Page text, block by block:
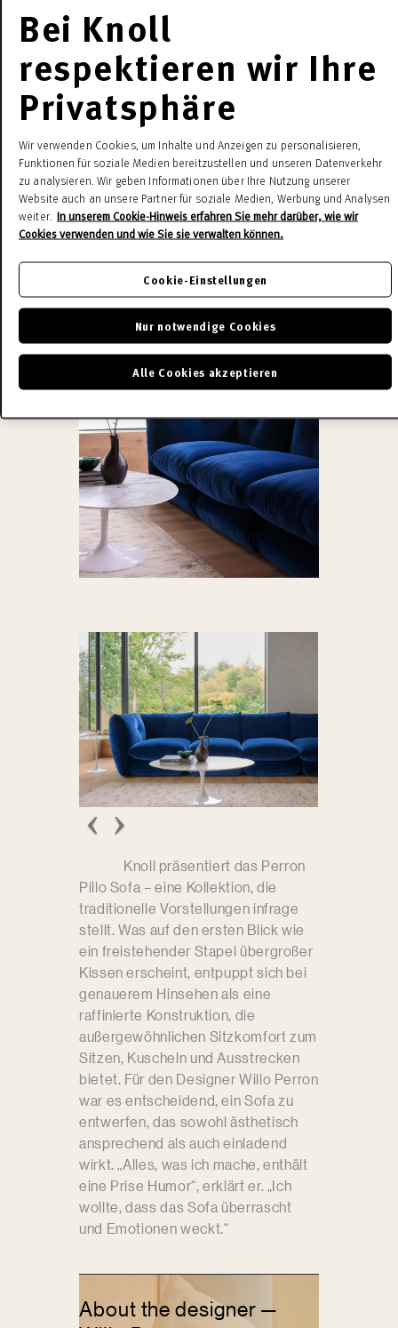
Knoll präsentiert das Perron
Pillo Sofa – eine Kollektion, die
traditionelle Vorstellungen infrage
stellt. Was auf den ersten Blick wie
ein freistehender Stapel übergroßer
Kissen erscheint, entpuppt sich bei
genauerem Hinsehen als eine
raffinierte Konstruktion, die
außergewöhnlichen Sitzkomfort zum
Sitzen, Kuscheln und Ausstrecken
bietet. Für den Designer Willo Perron
war es entscheidend, ein Sofa zu
entwerfen, das sowohl ästhetisch
ansprechend als auch einladend
wirkt. „Alles, was ich mache, enthält
eine Prise Humor“, erklärt er. „Ich
wollte, dass das Sofa überrascht
und Emotionen weckt.“
About the designer —
Bei Knoll
respektieren wir Ihre
Privatsphäre
Wir verwenden Cookies, um Inhalte und Anzeigen zu personalisieren,
Funktionen für soziale Medien bereitzustellen und unseren Datenverkehr
zu analysieren. Wir geben Informationen über Ihre Nutzung unserer
Website auch an unsere Partner für soziale Medien, Werbung und Analysen
weiter. In unserem Cookie-Hinweis erfahren Sie mehr darüber, wie wir
Cookies verwenden und wie Sie sie verwalten können.
Nur notwendige Cookies
Alle Cookies akzeptieren
Cookie-Einstellungen